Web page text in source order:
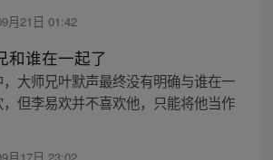
月21日 01:42
和谁在一起了
大师兄叶默声最终没有明确与谁在一
但李易欢并不喜欢他，只能将他当作
月17日 23:02